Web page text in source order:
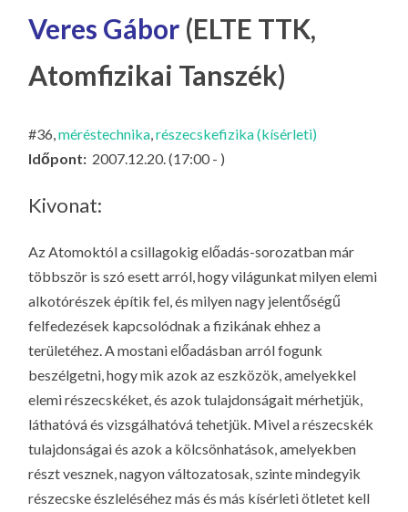
IL
LA
G
O
G
Veres Gábor (ELTE TTK,
Atomfizikai Tanszék)
#36,méréstechnika,részecskefizika (kísérleti)
Időpont: 2007.12.20. (17:00 - )
Kivonat:
Az Atomoktól a csillagokig előadás-sorozatban már
többször is szó esett arról, hogy világunkat milyen elemi
alkotórészek építik fel, és milyen nagy jelentőségű
felfedezések kapcsolódnak a fizikának ehhez a
területéhez. A mostani előadásban arról fogunk
beszélgetni, hogy mik azok az eszközök, amelyekkel
elemi részecskéket, és azok tulajdonságait mérhetjük,
láthatóvá és vizsgálhatóvá tehetjük. Mivel a részecskék
tulajdonságai és azok a kölcsönhatások, amelyekben
részt vesznek, nagyon változatosak, szinte mindegyik
részecske észleléséhez más és más kísérleti ötletet kell